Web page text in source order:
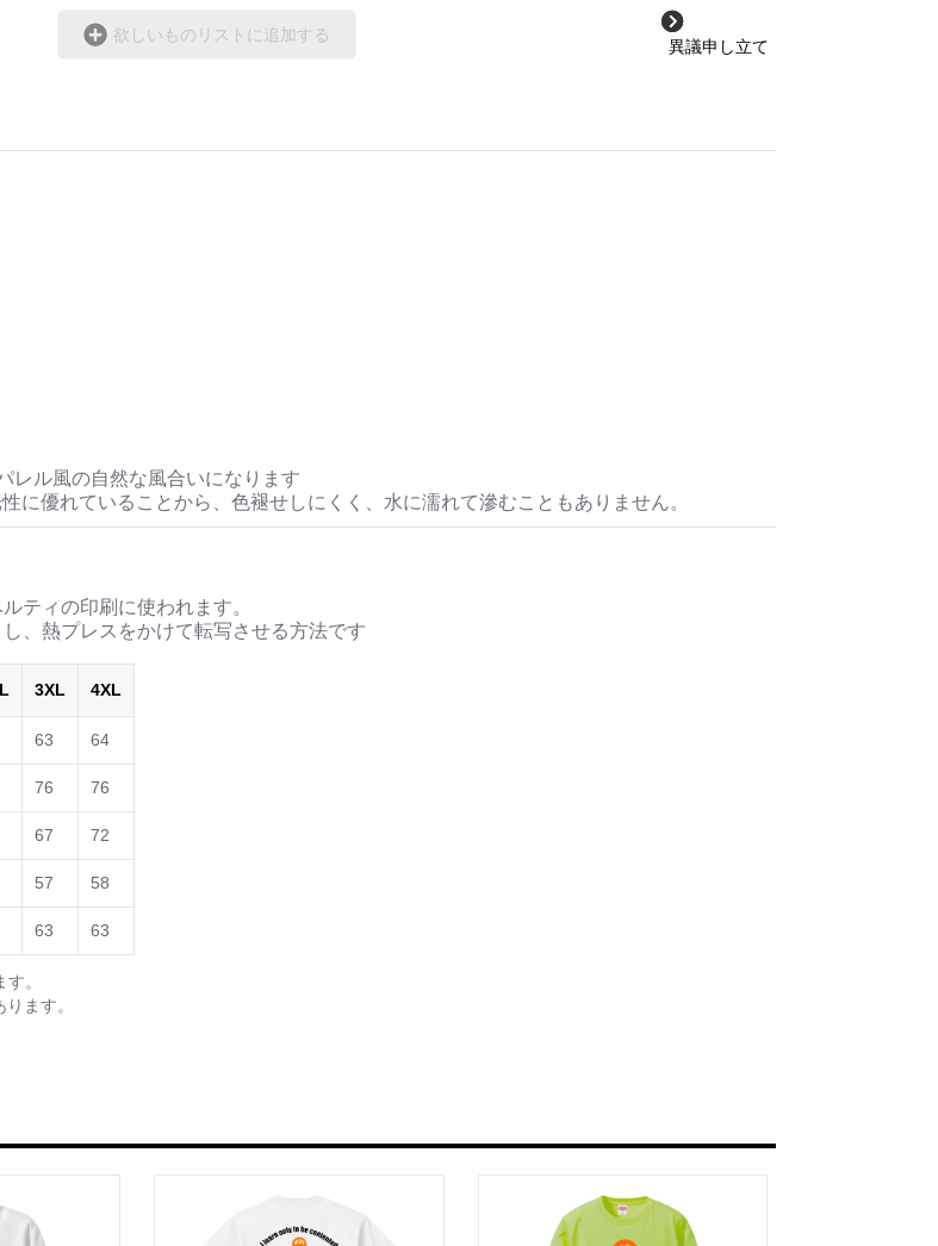
欲しいものリストに追加する
異議申し立て
レル風の自然な風合いになります
に優れていることから、色褪せしにくく、水に濡れて滲むこともありません。
ティの印刷に使われます。
、熱プレスをかけて転写させる方法です
3XL 4XL
63 64
76 76
67 72
57 58
63 63
。
ます。